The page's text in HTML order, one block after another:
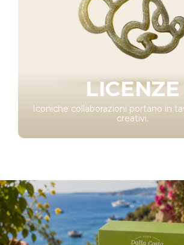
LICENZE
Iconiche collaborazioni portano in
creativi.